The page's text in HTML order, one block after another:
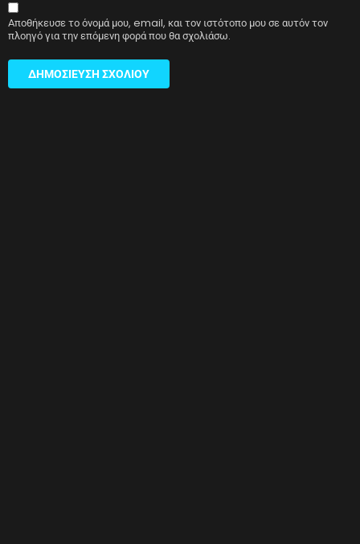
Αποθήκευσε το όνομά μου, email, και τον ιστότοπο μου σε αυτόν τον
πλοηγό για την επόμενη φορά που θα σχολιάσω.